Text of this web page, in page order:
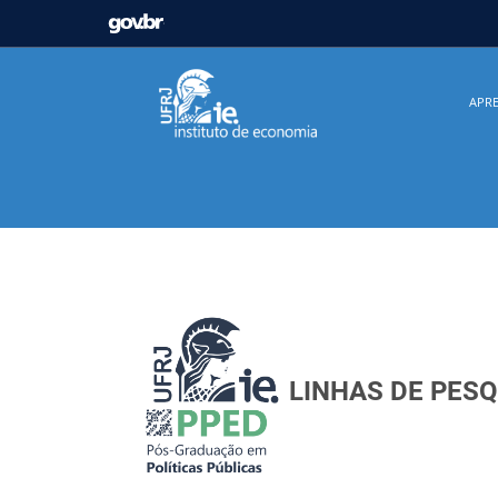
GOVBR
Casa Civil Ministério da Justiça e Segurança
LINHAS DE